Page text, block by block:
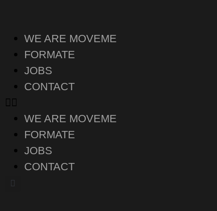
WE ARE MOVEME
FORMATE
JOBS
CONTACT
WE ARE MOVEME
FORMATE
JOBS
CONTACT